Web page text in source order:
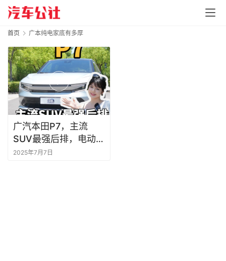
首页 广本纯电家底有多厚
广汽本田P7，主流
SUV最强后排，电动新
选择
2025年7月7日